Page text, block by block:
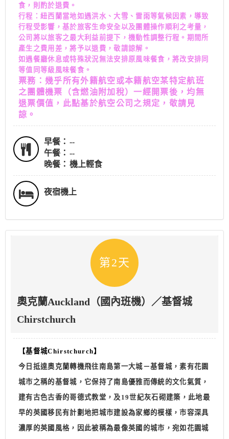
食，則酌於退費。
行程：紐西蘭當地如遇洪水、大雪、雷雨等氣候因素，導致
行程受影響，基於旅客生命安全以及團體操作順利之考量，
公司將以旅客之最大利益前提下，機動性調整行程。期間所
產生之費用差，將予以退費，敬請諒解。
如遇餐廳休息或特殊狀況無法安排原風味餐食，將改安排同
等值同等級風味餐食。
票務：幾乎所有外籍航空或本籍航空某特定航班
之團體機票（含燃油附加稅）一經開票後，均無
退票價值，此點基於航空公司之規定，敬請見
諒。
早餐： --
午餐： --
晚餐： 機上輕食
夜宿機上
第2天
奧克蘭Auckland（國內班機）／基督城
Chirstchurch
【基督城Chirstchurch】
今日抵達奧克蘭轉機飛往南島第一大城－基督城，素有花園
城市之稱的基督城，它保持了南島優雅而傳統的文化氣質，
建有古色古香的哥德式教堂，及19世紀灰石砌建築，此地最
早的英國移民有計劃地把城市建設為家鄉的模樣，市容深具
濃厚的英國風格，因此被稱為最像英國的城市，宛如花園城